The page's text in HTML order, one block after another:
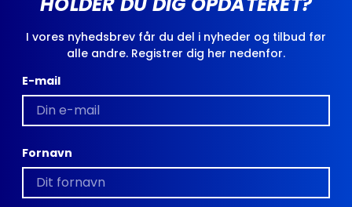
I vores nyhedsbrev får du del i nyheder og tilbud før
alle andre. Registrer dig her nedenfor.
E-mail
Fornavn